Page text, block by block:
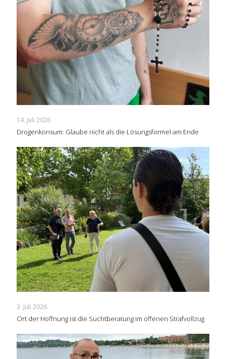
14. Juli 2026
Drogenkonsum: Glaube nicht als die Lösungsformel am Ende
3. Juli 2026
Ort der Hoffnung ist die Suchtberatung im offenen Strafvollzug